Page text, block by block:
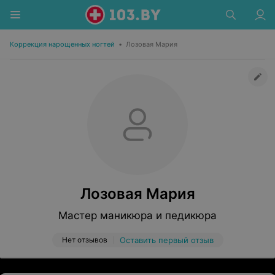
Коррекция нарощенных ногтей • Лозовая Мария
Лозовая Мария
Мастер маникюра и педикюра
Нет отзывов Оставить первый отзыв